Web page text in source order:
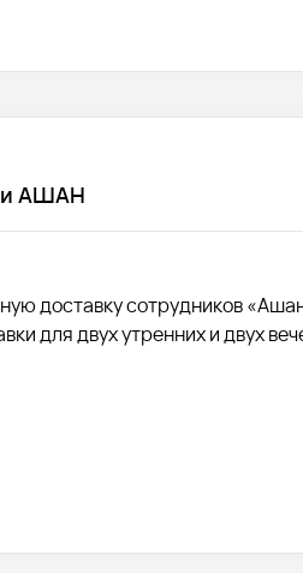
АШАН
доставку сотрудников
для двух утренних и двух